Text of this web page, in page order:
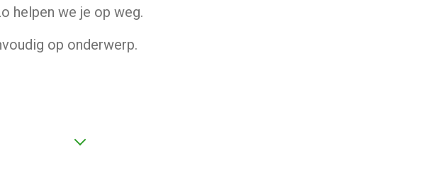
helpen we je op weg.
op onderwerp.